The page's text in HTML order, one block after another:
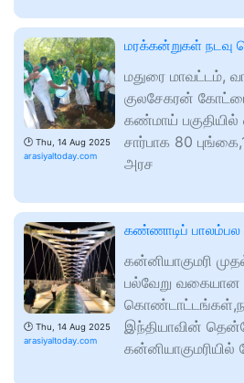
🕑 Thu, 14 Aug 2025
arasiyaltoday.com
மரக்கன்றுகள் நடவு
மதுரை மாவட்டம்,
குலசேகரன்
கண்மாய்
சார்பாக 80
அரச
🕑 Thu, 14 Aug 2025
arasiyaltoday.com
கண்ணாடிப்
கன்னியாகுமரி
பல்வேறு வகையான
இந்தியாவின்
கன்னியாகுமரியில்